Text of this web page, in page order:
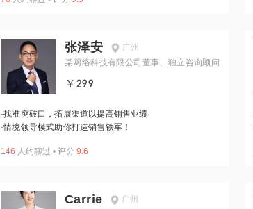
张泽安
广州
某网络科技有限公司董事、独立咨询顾问
￥299
·找准突破口，拓展渠道以提高销售业绩
·情境领导模式助你打造销售铁军！
146 人约聊过 • 评分 9.6
Carrie
广州